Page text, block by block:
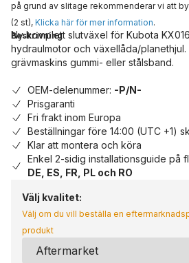
på grund av slitage rekommenderar vi att
(2 st), Klicka här för mer information.
Beskrivning
Ny komplett slutväxel för Kubota
hydraulmotor och växellåda/
grävmaskins gummi- eller stålsband.
OEM-delenummer: -P/N-
Prisgaranti
Fri frakt inom Europa
Beställningar före 14:00 (UTC +1)
Klar att montera och köra
Enkel 2-sidig installationsguide på
DE, ES, FR, PL och RO
Välj kvalitet:
Välj om du vill beställa en
produkt